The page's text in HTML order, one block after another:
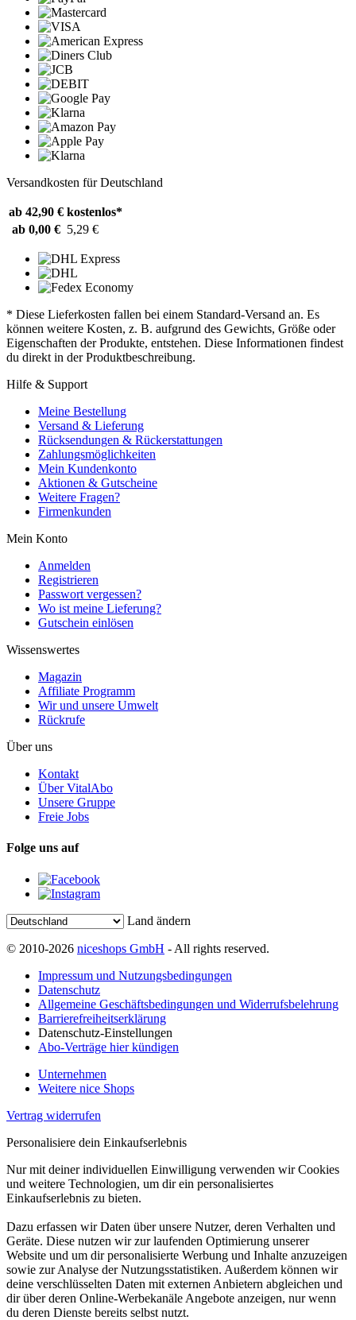
Versandkosten für Deutschland
ab 42,90 € kostenlos*
ab 0,00 € 5,29 €
* Diese Lieferkosten fallen bei einem Standard-Versand an. Es
können weitere Kosten, z. B. aufgrund des Gewichts, Größe oder
Eigenschaften der Produkte, entstehen. Diese Informationen findest
du direkt in der Produktbeschreibung.
Hilfe & Support
Meine Bestellung
Versand & Lieferung
Rücksendungen & Rückerstattungen
Zahlungsmöglichkeiten
Mein Kundenkonto
Aktionen & Gutscheine
Weitere Fragen?
Firmenkunden
Mein Konto
Anmelden
Registrieren
Passwort vergessen?
Wo ist meine Lieferung?
Gutschein einlösen
Wissenswertes
Magazin
Affiliate Programm
Wir und unsere Umwelt
Rückrufe
Über uns
Kontakt
Über VitalAbo
Unsere Gruppe
Freie Jobs
Folge uns auf
Land ändern
© 2010-2026 niceshops GmbH - All rights reserved.
Impressum und Nutzungsbedingungen
Datenschutz
Allgemeine Geschäftsbedingungen und Widerrufsbelehrung
Barrierefreiheitserklärung
Datenschutz-Einstellungen
Abo-Verträge hier kündigen
Unternehmen
Weitere nice Shops
Vertrag widerrufen
Personalisiere dein Einkaufserlebnis
Nur mit deiner individuellen Einwilligung verwenden wir Cookies
und weitere Technologien, um dir ein personalisiertes
Einkaufserlebnis zu bieten.
Dazu erfassen wir Daten über unsere Nutzer, deren Verhalten und
Geräte. Diese nutzen wir zur laufenden Optimierung unserer
Website und um dir personalisierte Werbung und Inhalte anzuzeigen
sowie zur Analyse der Nutzungsstatistiken. Außerdem können wir
deine verschlüsselten Daten mit externen Anbietern abgleichen und
dir über deren Online-Werbekanäle Angebote anzeigen, nur wenn
du deren Dienste bereits selbst nutzt.